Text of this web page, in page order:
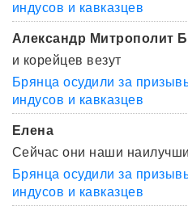
индусов и кавказцев
Александр Митрополит
и корейцев везут
Брянца осудили за
индусов и кавказцев
Елена
Сейчас они наши
Брянца осудили за
индусов и кавказцев